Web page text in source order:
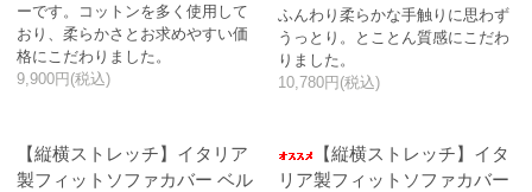
ーです。コットンを多く使用して
おり、柔らかさとお求めやすい価
格にこだわりました。
9,900円(税込)
ふんわり柔らかな手触りに思わず
うっとり。とことん質感にこだわ
りました。
10,780円(税込)
【縦横ストレッチ】イタリア
製フィットソファカバー ベル
【縦横ストレッチ】イタ
リア製フィットソファカバー